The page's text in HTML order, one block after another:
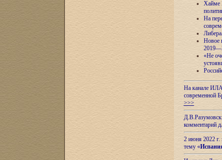
Хайме
На
Новое
«Не
На канале ИЛА
современной
>>>
комментарий
2 июня 2022 г.
тему «